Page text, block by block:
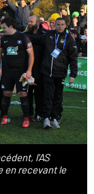
l'AS
en recevant le